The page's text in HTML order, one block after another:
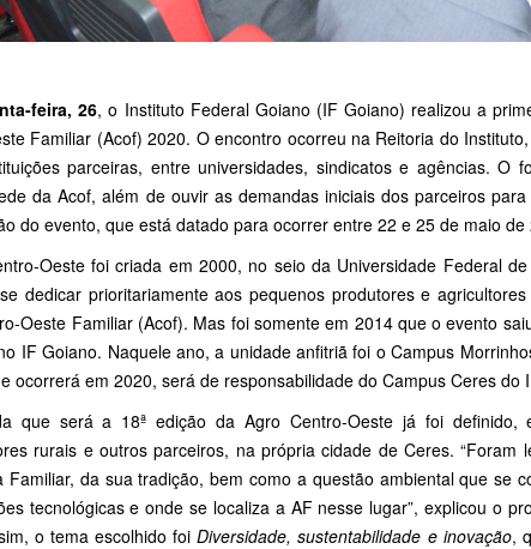
feira, 26, o Instituto Federal Goiano (IF Goiano) realizou a
Familiar (Acof) 2020. O encontro ocorreu na Reitoria do
parceiras, entre universidades, sindicatos e agências. O
da Acof, além de ouvir as demandas iniciais dos parceiros
do evento, que está datado para ocorrer entre 22 e 25 de maio de
Oeste foi criada em 2000, no seio da Universidade Federal
dedicar prioritariamente aos pequenos produtores e
Oeste Familiar (Acof). Mas foi somente em 2014 que o evento
IF Goiano. Naquele ano, a unidade anfitriã foi o Campus
ocorrerá em 2020, será de responsabilidade do Campus Ceres do
que será a 18ª edição da Agro Centro-Oeste já foi definido,
rurais e outros parceiros, na própria cidade de Ceres. “Foram
Familiar, da sua tradição, bem como a questão ambiental que se
tecnológicas e onde se localiza a AF nesse lugar”, explicou o
o tema escolhido foiDiversidade, sustentabilidade e inovação,